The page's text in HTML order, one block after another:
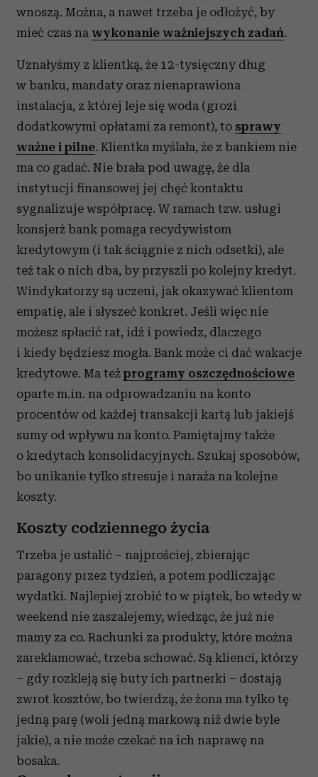
wnoszą. Można, a nawet trzeba je odłożyć, by
mieć czas na wykonanie ważniejszych zadań.
Uznałyśmy z klientką, że 12-tysięczny dług
w banku, mandaty oraz nienaprawiona
instalacja, z której leje się woda (grozi
dodatkowymi opłatami za remont), to sprawy
ważne i pilne. Klientka myślała, że z bankiem nie
ma co gadać. Nie brała pod uwagę, że dla
instytucji finansowej jej chęć kontaktu
sygnalizuje współpracę. W ramach tzw. usługi
konsjerż bank pomaga recydywistom
kredytowym (i tak ściągnie z nich odsetki), ale
też tak o nich dba, by przyszli po kolejny kredyt.
Windykatorzy są uczeni, jak okazywać klientom
empatię, ale i słyszeć konkret. Jeśli więc nie
możesz spłacić rat, idź i powiedz, dlaczego
i kiedy będziesz mogła. Bank może ci dać wakacje
kredytowe. Ma też programy oszczędnościowe
oparte m.in. na odprowadzaniu na konto
procentów od każdej transakcji kartą lub jakiejś
sumy od wpływu na konto. Pamiętajmy także
o kredytach konsolidacyjnych. Szukaj sposobów,
bo unikanie tylko stresuje i naraża na kolejne
koszty.
Koszty codziennego życia
Trzeba je ustalić – najprościej, zbierając
paragony przez tydzień, a potem podliczając
wydatki. Najlepiej zrobić to w piątek, bo wtedy w
weekend nie zaszalejemy, wiedząc, że już nie
mamy za co. Rachunki za produkty, które można
zareklamować, trzeba schować. Są klienci, którzy
– gdy rozkleją się buty ich partnerki – dostają
zwrot kosztów, bo twierdzą, że żona ma tylko tę
jedną parę (woli jedną markową niż dwie byle
jakie), a nie może czekać na ich naprawę na
bosaka.